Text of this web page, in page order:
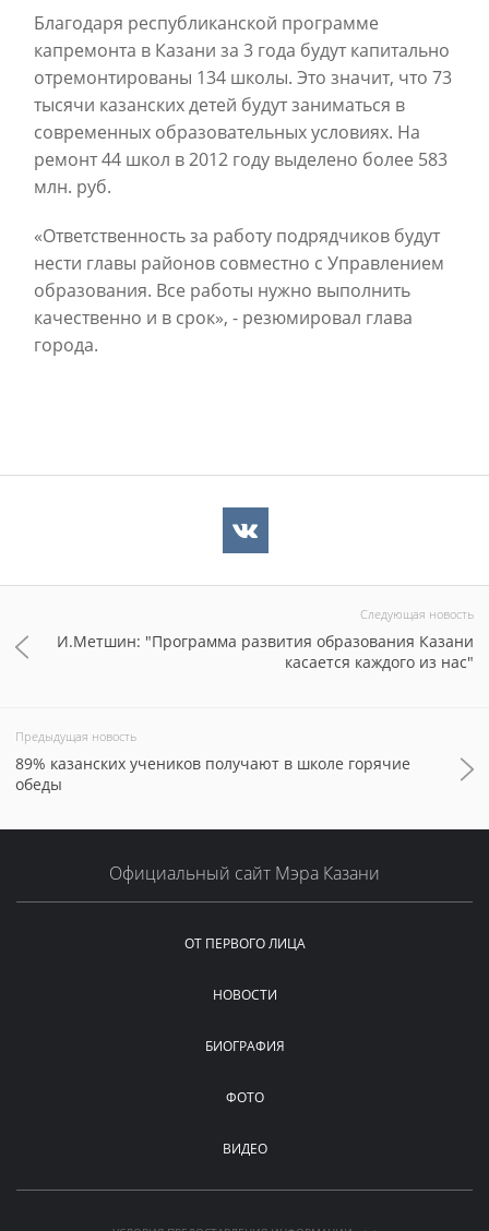
Благодаря республиканской программе
капремонта в Казани за 3 года будут капитально
отремонтированы 134 школы. Это значит, что 73
тысячи казанских детей будут заниматься в
современных образовательных условиях. На
ремонт 44 школ в 2012 году выделено более 583
млн. руб.
«Ответственность за работу подрядчиков будут
нести главы районов совместно с Управлением
образования. Все работы нужно выполнить
качественно и в срок», - резюмировал глава
города.
Следующая новость
И.Метшин: "Программа развития образования Казани
касается каждого из нас"
Предыдущая новость
89% казанских учеников получают в школе горячие
обеды
Официальный сайт Мэра Казани
ОТ ПЕРВОГО ЛИЦА
НОВОСТИ
БИОГРАФИЯ
ФОТО
ВИДЕО